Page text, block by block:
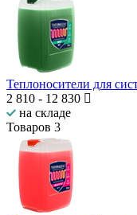
Теплоносители для
2 810 - 12 830
на складе
Товаров 3